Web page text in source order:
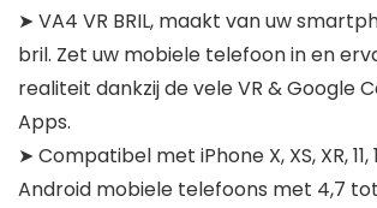
➤ VA4 VR BRIL, maakt van uw
bril. Zet uw mobiele telefoon in en
realiteit dankzij de vele VR & Google
Apps.
➤ Compatibel met iPhone X, XS, XR, 11,
Android mobiele telefoons met 4,7